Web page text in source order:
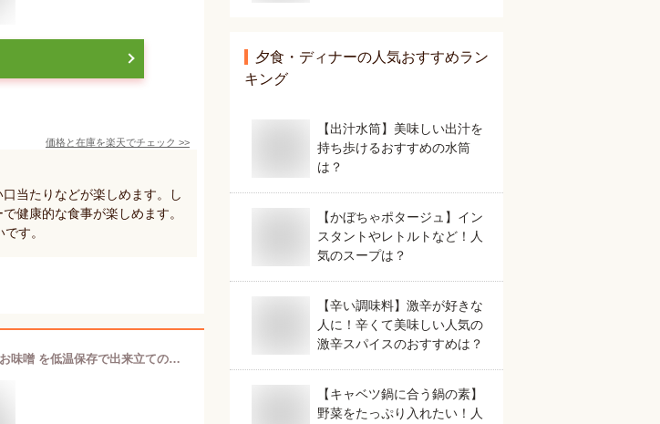
価格と在庫を楽天でチェック >>
当たりなどが楽しめます。し
健康的な食事が楽しめます。
す。
容量変更 淀屋 とよきち 650g 1個 常温発送 味噌 生きている 国産 のお味噌 を低温保存で出来立ての味をそのままお届け 脅威の35割麹 出汁がなくてもこれだけで美味しい味噌汁になる 病みつきのおみそ
夕食・ディナーの人気おすすめラン
キング
【出汁水筒】美味しい出汁を
持ち歩けるおすすめの水筒
は？
【かぼちゃポタージュ】イン
スタントやレトルトなど！人
気のスープは？
【辛い調味料】激辛が好きな
人に！辛くて美味しい人気の
激辛スパイスのおすすめは？
【キャベツ鍋に合う鍋の素】
野菜をたっぷり入れたい！人